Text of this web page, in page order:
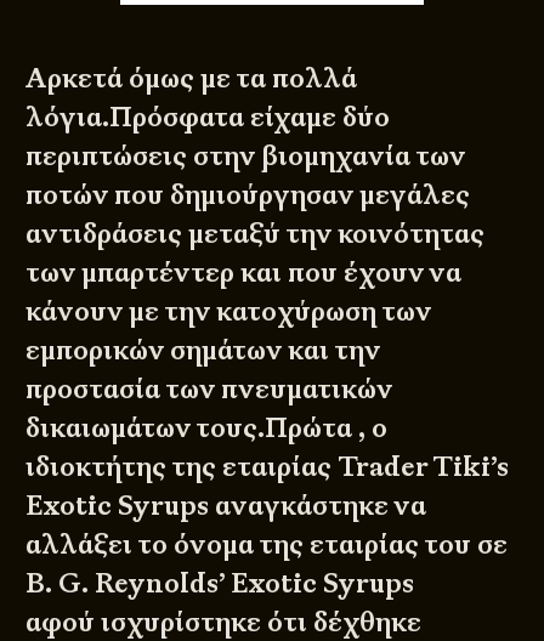
Αρκετά όμως με τα πολλά
λόγια.Πρόσφατα είχαμε δύο
περιπτώσεις στην βιομηχανία των
ποτών που δημιούργησαν μεγάλες
αντιδράσεις μεταξύ την κοινότητας
των μπαρτέντερ και που έχουν να
κάνουν με την κατοχύρωση των
εμπορικών σημάτων και την
προστασία των πνευματικών
δικαιωμάτων τους.Πρώτα , ο
ιδιοκτήτης της εταιρίας Trader Tiki’s
Exotic Syrups αναγκάστηκε να
αλλάξει το όνομα της εταιρίας του σε
B. G. Reynolds’ Exotic Syrups
αφού ισχυρίστηκε ότι δέχθηκε